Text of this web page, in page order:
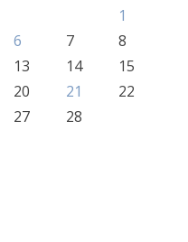
1
6 7
8
13 14
15
20 21
22
27 28